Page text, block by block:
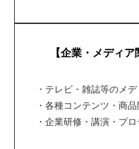
【企業・メディア
・テレビ・雑誌等のメ
・各種コンテンツ・商
・企業研修・講演・プ